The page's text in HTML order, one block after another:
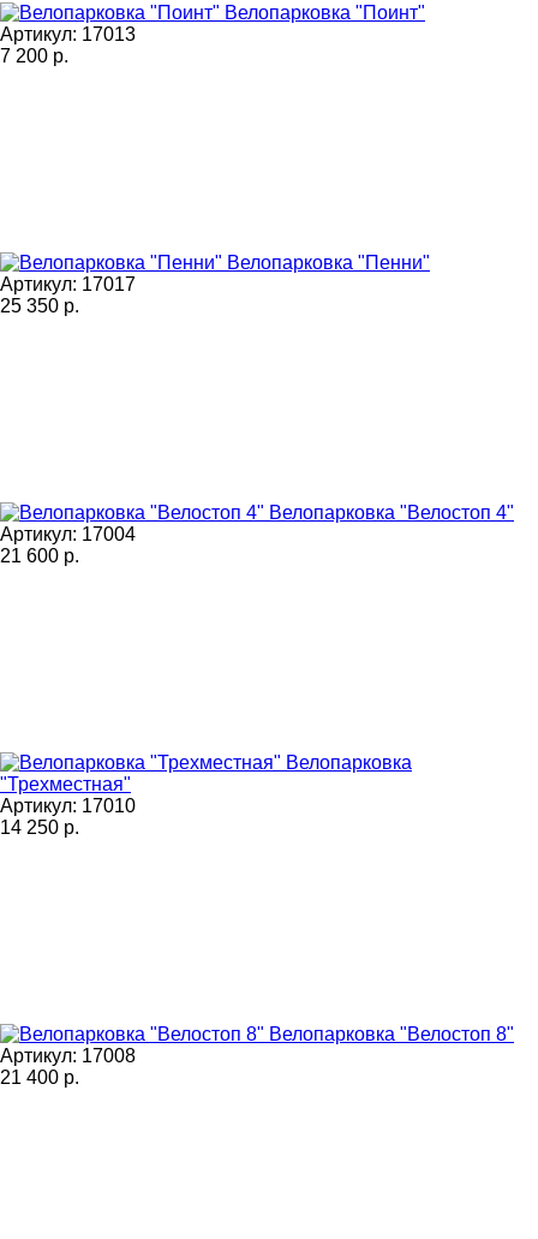
Велопарковка "Поинт"
Артикул: 17013
7 200 р.
Велопарковка "Пенни"
Артикул: 17017
25 350 р.
Велопарковка "Велостоп 4"
Артикул: 17004
21 600 р.
Велопарковка
"Трехместная"
Артикул: 17010
14 250 р.
Велопарковка "Велостоп 8"
Артикул: 17008
21 400 р.